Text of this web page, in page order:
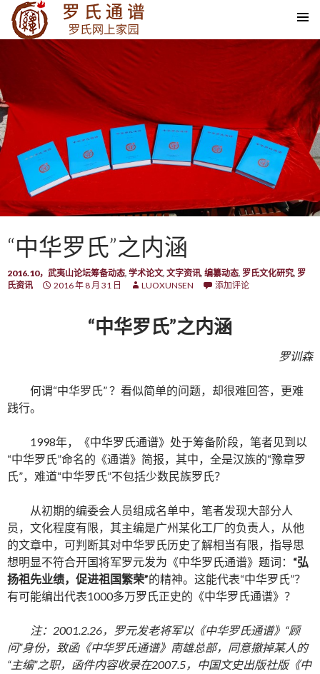
SKIP TO CONTENT
“中华罗氏”之内涵
2016.10，武夷山论坛筹备动态, 学术论文, 文字资讯, 编纂动态, 罗氏文化研究, 罗
氏资讯
2016 年 8 月 31 日 LUOXUNSEN 添加评论
“中华罗氏”之内涵
罗训森
何谓“中华罗氏” ？看似简单的问题，却很难回答，更难
践行。
1998年，《中华罗氏通谱》处于筹备阶段，笔者见到以
“中华罗氏”命名的《通谱》简报，其中，全是汉族的“豫章罗
氏”，难道“中华罗氏”不包括少数民族罗氏？
从初期的编委会人员组成名单中，笔者发现大部分人
员，文化程度有限，其主编是广州某化工厂的负责人，从他
的文章中，可判断其对中华罗氏历史了解相当有限，指导思
想明显不符合开国将军罗元发为《中华罗氏通谱》题词： “弘
扬祖先业绩，促进祖国繁荣”的精神。这能代表“中华罗氏”？
有可能编出代表1000多万罗氏正史的《中华罗氏通谱》？
注：2001.2.26，罗元发老将军以《中华罗氏通谱》“顾
问”身份，致函《中华罗氏通谱》南雄总部，同意撤掉某人的
“主编”之职，函件内容收录在2007.5，中国文史出版社版《中